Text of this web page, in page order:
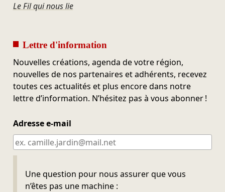
Le Fil qui nous lie
Lettre d'information
Nouvelles créations, agenda de votre région,
nouvelles de nos partenaires et adhérents, recevez
toutes ces actualités et plus encore dans notre
lettre d’information. N’hésitez pas à vous abonner !
Adresse e-mail
Une question pour nous assurer que vous
n’êtes pas une machine :
Ne pas remplir